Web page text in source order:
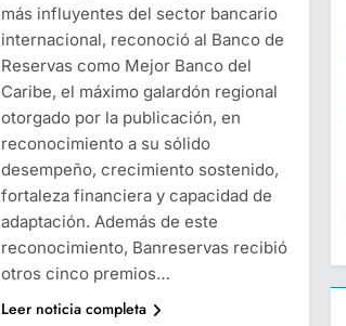
más influyentes del sector bancario
internacional, reconoció al Banco de
Reservas como Mejor Banco del
Caribe, el máximo galardón regional
otorgado por la publicación, en
reconocimiento a su sólido
desempeño, crecimiento sostenido,
fortaleza financiera y capacidad de
adaptación. Además de este
reconocimiento, Banreservas recibió
otros cinco premios…
Leer noticia completa